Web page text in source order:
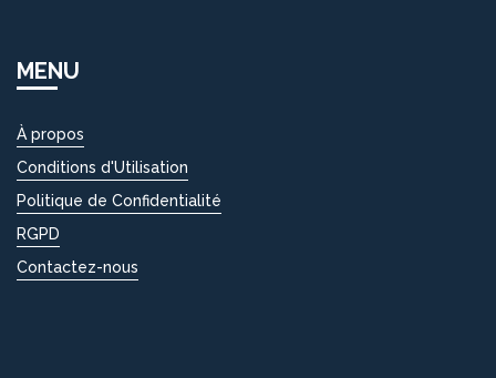
MENU
À propos
Conditions d'Utilisation
Politique de Confidentialité
RGPD
Contactez-nous